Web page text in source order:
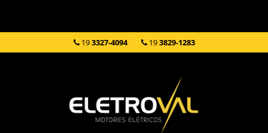
193327-4094 193829-1283